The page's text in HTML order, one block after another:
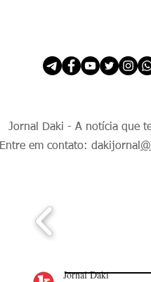
Jornal Daki - A notícia que
Entre em contato: dakijornal
Jornal Daki